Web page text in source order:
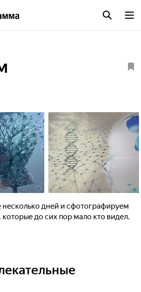
дней и сфотографируем
до сих пор мало кто видел.